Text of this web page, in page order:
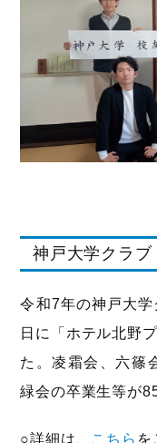
神戸大学クラ
令和7年の神戸大
日に「ホテル北野
た。凌霜会、六篠
緑会の卒業生等が
○詳細は、 こちら を